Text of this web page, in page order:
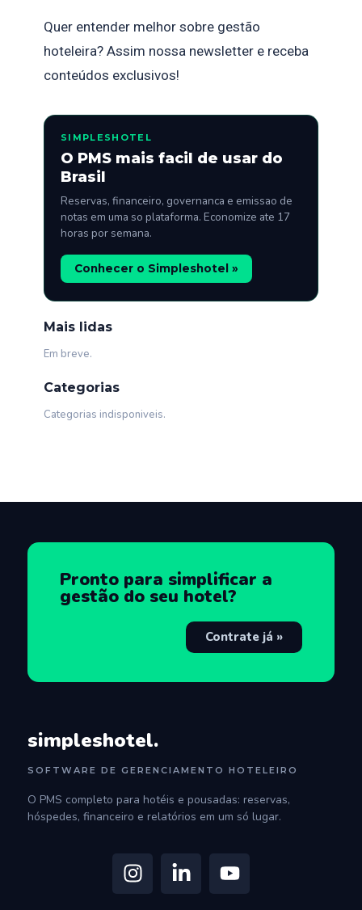
Quer entender melhor sobre gestão
hoteleira? Assim nossa newsletter e receba
conteúdos exclusivos!
SIMPLESHOTEL
O PMS mais facil de usar do
Brasil
Reservas, financeiro, governanca e emissao de
notas em uma so plataforma. Economize ate 17
horas por semana.
Conhecer o Simpleshotel »
Mais lidas
Em breve.
Categorias
Categorias indisponiveis.
Pronto para simplificar a
gestão do seu hotel?
Contrate já »
simpleshotel.
SOFTWARE DE GERENCIAMENTO HOTELEIRO
O PMS completo para hotéis e pousadas: reservas,
hóspedes, financeiro e relatórios em um só lugar.